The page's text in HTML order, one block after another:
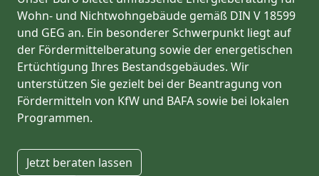
Wohn- und Nichtwohngebäude gemäß DIN V 18599
und GEG an. Ein besonderer Schwerpunkt liegt auf
der Fördermittelberatung sowie der energetischen
Ertüchtigung Ihres Bestandsgebäudes. Wir
unterstützen Sie gezielt bei der Beantragung von
Fördermitteln von KfW und BAFA sowie bei lokalen
Programmen.
Jetzt beraten lassen